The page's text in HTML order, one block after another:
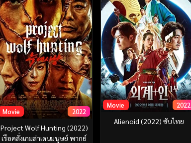
Movie 2022
Project Wolf Hunting (2022)
เรือคลั่งเกมล่าเดนมนุษย์ พากย์
Movie 2022
Alienoid (2022) ซับไทย